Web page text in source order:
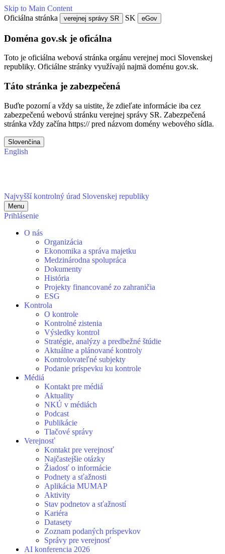
Skip to Main Content
Oficiálna stránka
verejnej správy SR SK eGov
Doména gov.sk je oficálna
Toto je oficiálna webová stránka orgánu verejnej moci Slovenskej
republiky. Oficiálne stránky využívajú najmä doménu gov.sk.
Táto stránka je zabezpečená
Buďte pozorní a vždy sa uistite, že zdieľate informácie iba cez
zabezpečenú webovú stránku verejnej správy SR. Zabezpečená
stránka vždy začína https:// pred názvom domény webového sídla.
Slovenčina
English
Najvyšší kontrolný úrad Slovenskej republiky
Menu
Prihlásenie
O nás
Organizácia
Ekonomika a správa majetku
Medzinárodna spolupráca
Dokumenty
História
Projekty financované zo zahraničia
ESG
Kontrola
O kontrole
Kontrolné zistenia
Výsledky kontrol
Stratégie, analýzy a predbežné štúdie
Aktuálne a plánované kontroly
Kontrolovateľné subjekty
Podanie príspevku ku kontrole
Médiá
Kontakt pre médiá
Aktuality
NKÚ v médiách
Podcast
Publikácie
Tlačové správy
Verejnosť
Kontakt pre verejnosť
Najčastejšie otázky
Žiadosť o informácie
Podnety a sťažnosti
Aplikácia MUMAP
Aktivity
Stav podnetov a sťažností
Kariéra
Datasety
Zoznam podaných príspevkov
Správy pre verejnosť
AI konferencia 2026